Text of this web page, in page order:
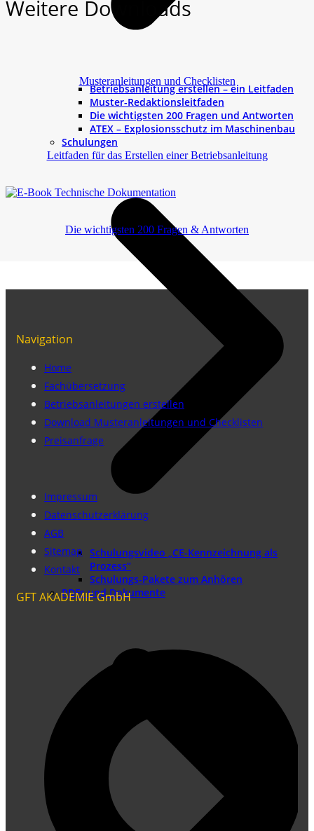
Betriebsanleitung erstellen – ein Leitfaden
Muster-Redaktionsleitfaden
Die wichtigsten 200 Fragen und Antworten
ATEX – Explosionsschutz im Maschinenbau
Schulungen
Schulungsvideo „CE-Kennzeichnung als
Prozess“
Schulungs-Pakete zum Anhören
PDFs und Dokumente
Weitere Downloads
Musteranleitungen und Checklisten
Leitfaden für das Erstellen einer Betriebsanleitung
Die wichtigsten 200 Fragen & Antworten
Navigation
Home
Fachübersetzung
Betriebsanleitungen erstellen
Download Musteranleitungen und Checklisten
Preisanfrage
Impressum
Datenschutzerklärung
AGB
Sitemap
Kontakt
GFT AKADEMIE GmbH